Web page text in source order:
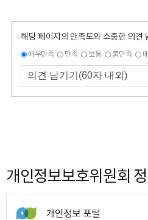
해당 페이지의 만족도와 소중한 의견
매우만족 만족 보통 불만족
개인정보보호위원회
개인정보 포털